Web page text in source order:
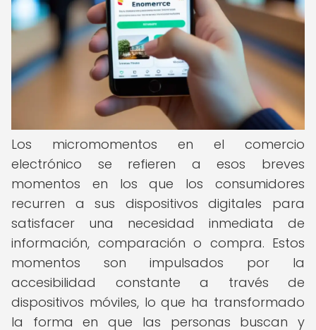
Los micromomentos en el comercio
electrónico se refieren a esos breves
momentos en los que los consumidores
recurren a sus dispositivos digitales para
satisfacer una necesidad inmediata de
información, comparación o compra. Estos
momentos son impulsados por la
accesibilidad constante a través de
dispositivos móviles, lo que ha transformado
la forma en que las personas buscan y